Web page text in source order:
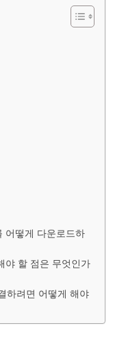
어떻게 다운로드하
야 할 점은 무엇인가
하려면 어떻게 해야